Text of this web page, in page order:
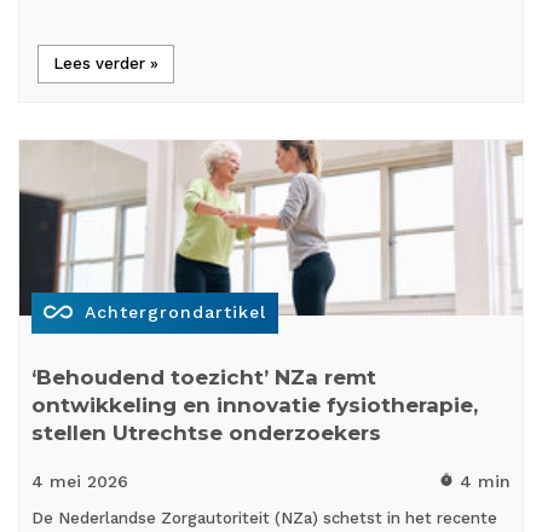
Lees verder »
all_inclusive Achtergrondartikel
‘Behoudend toezicht’ NZa remt
ontwikkeling en innovatie fysiotherapie,
stellen Utrechtse onderzoekers
4 mei 2026 timer 4 min
De Nederlandse Zorgautoriteit (NZa) schetst in het recente